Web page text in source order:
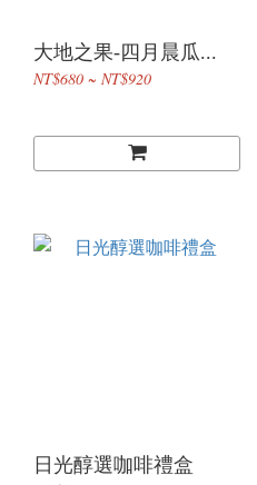
大地之果-四月晨瓜...
NT$680 ~ NT$920
日光醇選咖啡禮盒